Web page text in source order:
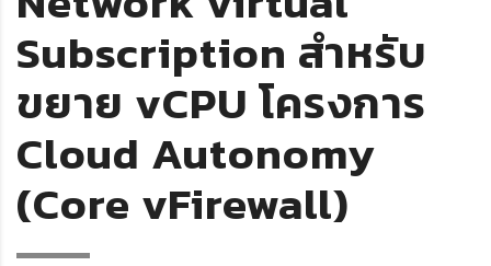
Subscription สำหรับ
ขยาย vCPU โครงการ
Cloud Autonomy
(Core vFirewall)